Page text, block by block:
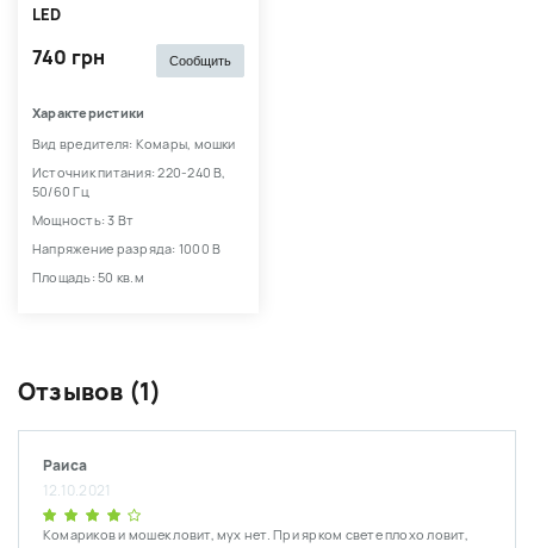
LED
740 грн Сообщить
Характеристики
Вид вредителя: Комары, мошки
Источник питания: 220-240 В,
50/60 Гц
Мощность: 3 Вт
Напряжение разряда: 1000 В
Площадь: 50 кв.м
Отзывов (1)
Раиса
12.10.2021
Комариков и мошек ловит, мух нет. При ярком свете плохо ловит,